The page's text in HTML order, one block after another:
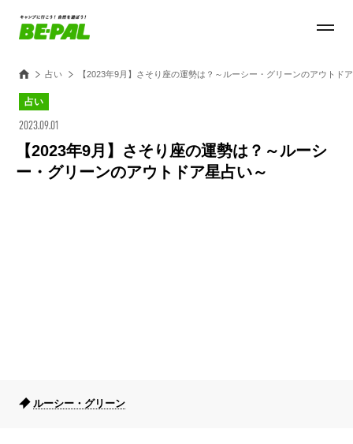
占い 【2023年9月】さそり座の運勢は？～ルーシー・グリーンのアウトド
占い
2023.09.01
【2023年9月】さそり座の運勢は？～ルーシ
ー・グリーンのアウトドア星占い～
ルーシー・グリーン